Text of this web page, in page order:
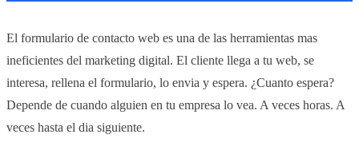
El formulario de contacto web es una de las herramientas mas
ineficientes del marketing digital. El cliente llega a tu web, se
interesa, rellena el formulario, lo envia y espera. ¿Cuanto espera?
Depende de cuando alguien en tu empresa lo vea. A veces horas. A
veces hasta el dia siguiente.